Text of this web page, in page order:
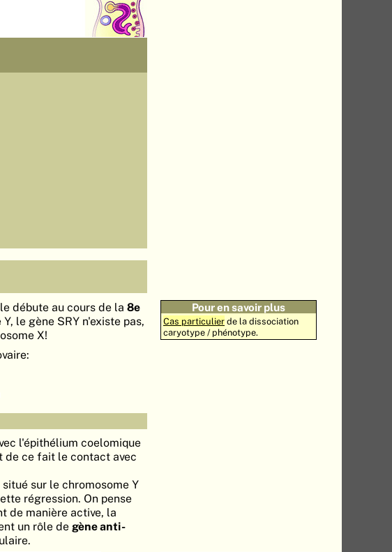
débute au cours de la 8e
le gène SRY n'existe pas,
X!
Pour en savoir plus
Cas particulierde la dissociation
caryotype / phénotype.
l'épithélium coelomique
de ce fait le contact avec
sur le chromosome Y
régression. On pense
de manière active, la
un rôle de gène anti-